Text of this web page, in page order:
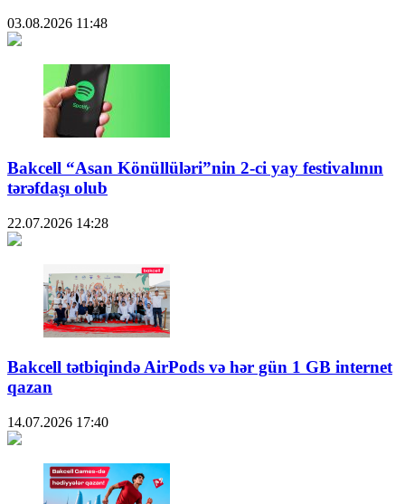
03.08.2026 11:48
Bakcell “Asan Könüllüləri”nin 2-ci yay festivalının
tərəfdaşı olub
22.07.2026 14:28
Bakcell tətbiqində AirPods və hər gün 1 GB internet
qazan
14.07.2026 17:40